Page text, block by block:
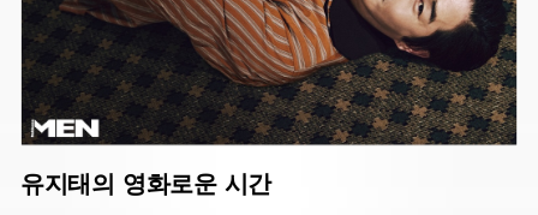
유지태의 영화로운 시간